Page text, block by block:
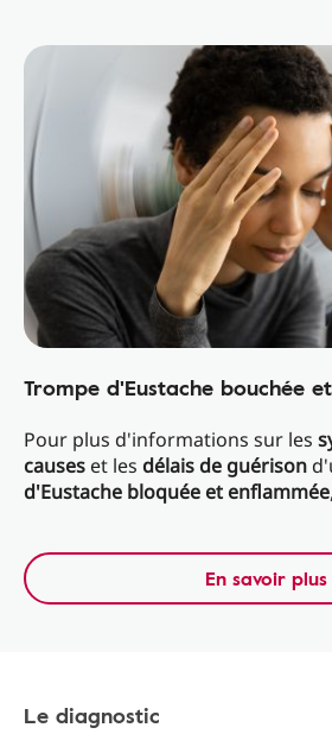
Trompe d'Eustache bouchée
Pour plus d'informations sur les
causes et les délais de guérison
d'Eustache bloquée et enflammée
En savoir plus
Le diagnostic